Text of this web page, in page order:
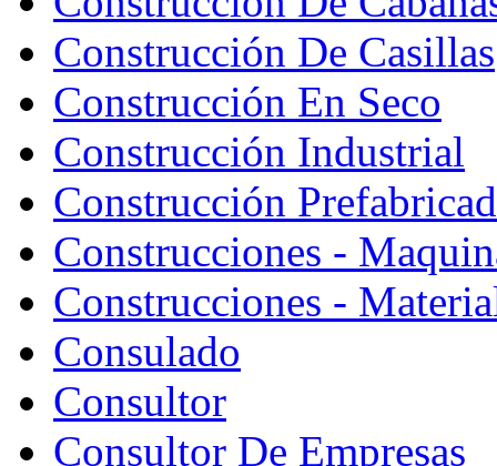
Construcción De Casillas
Construcción En Seco
Construcción Industrial
Construcción
Construcciones -
Construcciones -
Consulado
Consultor
Consultor De Empresas